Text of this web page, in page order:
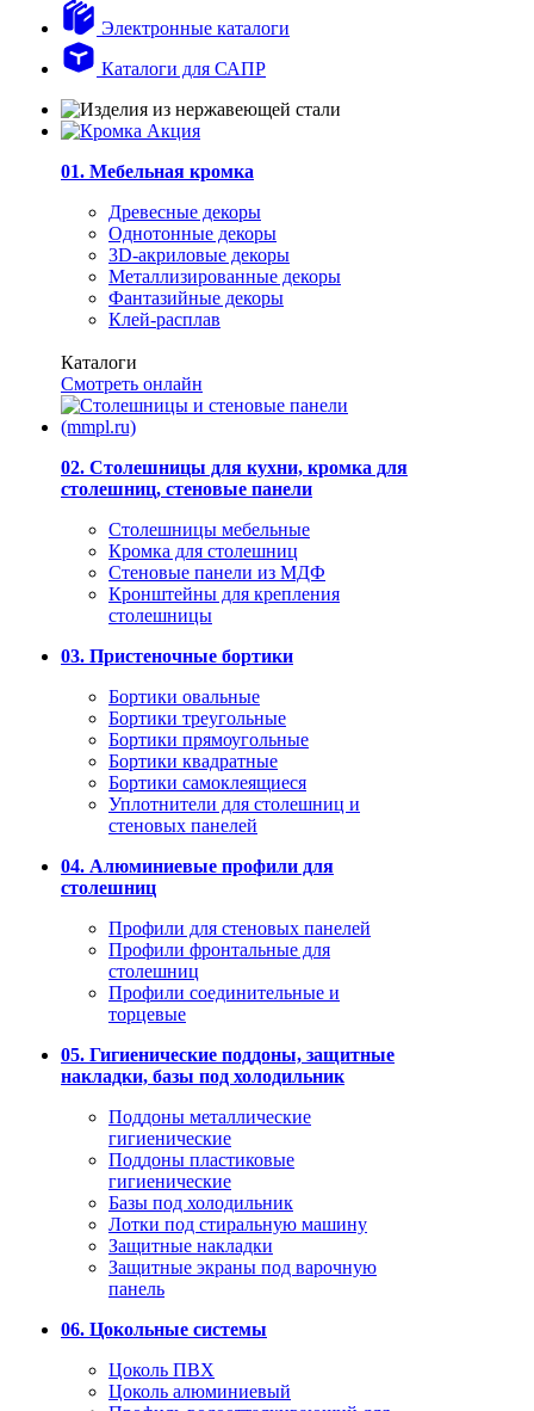
Электронные каталоги
Каталоги для САПР
01. Мебельная кромка
Древесные декоры
Однотонные декоры
3D-акриловые декоры
Металлизированные декоры
Фантазийные декоры
Клей-расплав
Каталоги
Смотреть онлайн
02. Столешницы для кухни, кромка для
столешниц, стеновые панели
Столешницы мебельные
Кромка для столешниц
Стеновые панели из МДФ
Кронштейны для крепления
столешницы
03. Пристеночные бортики
Бортики овальные
Бортики треугольные
Бортики прямоугольные
Бортики квадратные
Бортики самоклеящиеся
Уплотнители для столешниц и
стеновых панелей
04. Алюминиевые профили для
столешниц
Профили для стеновых панелей
Профили фронтальные для
столешниц
Профили соединительные и
торцевые
05. Гигиенические поддоны, защитные
накладки, базы под холодильник
Поддоны металлические
гигиенические
Поддоны пластиковые
гигиенические
Базы под холодильник
Лотки под стиральную машину
Защитные накладки
Защитные экраны под варочную
панель
06. Цокольные системы
Цоколь ПВХ
Цоколь алюминиевый